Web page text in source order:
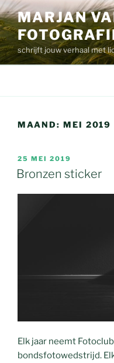
Ga
naar
de
inhoud
MARJAN
schrijft jouw verhaal met
MAAND: MEI 2019
GEPLAATST
OP
25 MEI 2019
Bronzen sticker
Elk jaar neemt
bondsfotowedstrijd.